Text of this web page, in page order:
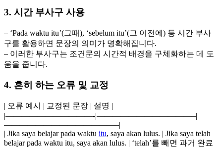
3. 시간 부사구 사용
– ‘Pada waktu itu’(그때), ‘sebelum itu’(그 이전에) 등 시간 부사
구를 활용하면 문장의 의미가 명확해집니다.
– 이러한 부사구는 조건문의 시간적 배경을 구체화하는 데 도
움을 줍니다.
4. 흔히 하는 오류 및 교정
| 오류 예시 | 교정된 문장 | 설명 |
|———————————-|————————————–|
——————————————–|
| Jika saya belajar pada waktu itu, saya akan lulus. | Jika saya telah
belajar pada waktu itu, saya akan lulus. | ‘telah’를 빼면 과거 완료